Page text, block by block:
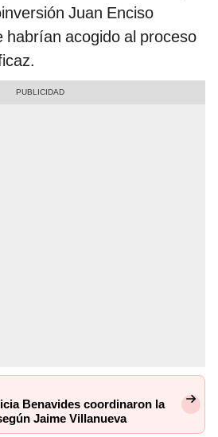
Juan Enciso
habrían acogido al proceso
Benavides coordinaron la
Jaime Villanueva